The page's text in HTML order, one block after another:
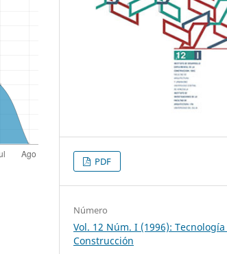
PDF
Número
Vol. 12 Núm. I (1996): Tecnología
Construcción